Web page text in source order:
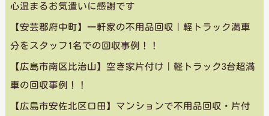
心温まるお気遣いに感謝です
【安芸郡府中町】一軒家の不用品回収｜軽トラック満車
分をスタッフ1名での回収事例！！
【広島市南区比治山】空き家片付け｜軽トラック3台超満
車の回収事例！！
【広島市安佐北区口田】マンションで不用品回収・片付